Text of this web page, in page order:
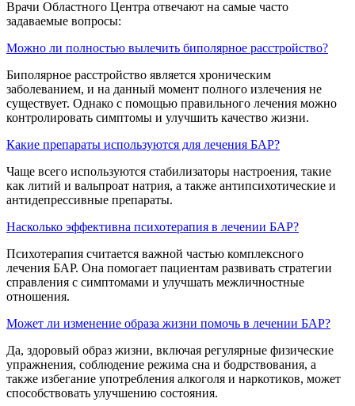
Врачи Областного Центра отвечают на самые часто
задаваемые вопросы:
Можно ли полностью вылечить биполярное расстройство?
Биполярное расстройство является хроническим
заболеванием, и на данный момент полного излечения не
существует. Однако с помощью правильного лечения можно
контролировать симптомы и улучшить качество жизни.
Какие препараты используются для лечения БАР?
Чаще всего используются стабилизаторы настроения, такие
как литий и вальпроат натрия, а также антипсихотические и
антидепрессивные препараты.
Насколько эффективна психотерапия в лечении БАР?
Психотерапия считается важной частью комплексного
лечения БАР. Она помогает пациентам развивать стратегии
справления с симптомами и улучшать межличностные
отношения.
Может ли изменение образа жизни помочь в лечении БАР?
Да, здоровый образ жизни, включая регулярные физические
упражнения, соблюдение режима сна и бодрствования, а
также избегание употребления алкоголя и наркотиков, может
способствовать улучшению состояния.